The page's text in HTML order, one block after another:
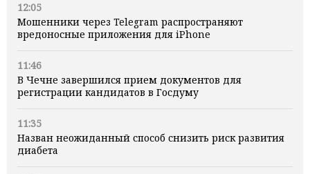
12:05
Мошенники через Telegram распространяют
вредоносные приложения для iPhone
11:46
В Чечне завершился прием документов для
регистрации кандидатов в Госдуму
11:35
Назван неожиданный способ снизить риск развития
диабета